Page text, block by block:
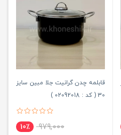
قابلمه چدن گرانیت جلا مبین سایز
30 ( کد : 02092018 )
979,000 10٪